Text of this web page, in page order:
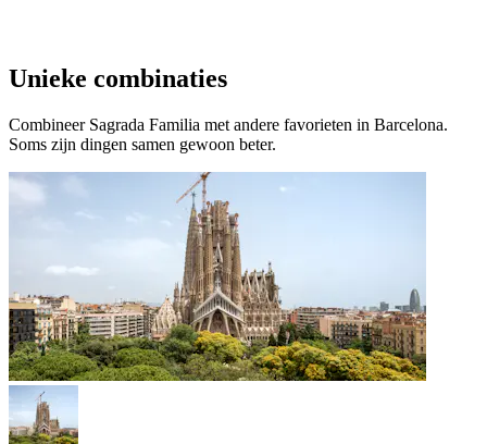
Unieke combinaties
Combineer Sagrada Familia met andere favorieten in Barcelona.
Soms zijn dingen samen gewoon beter.